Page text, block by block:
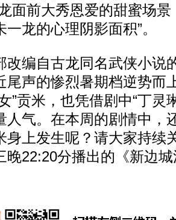
面前大秀恩爱的甜蜜场
一龙的心理阴影面积”。
编自古龙同名武侠小说
尾声的惨烈暑期档逆势而
”贡米，也凭借剧中“丁灵
人气。在本周的剧情中，
身上发生呢？请大家持续
晚22:20分播出的《新边